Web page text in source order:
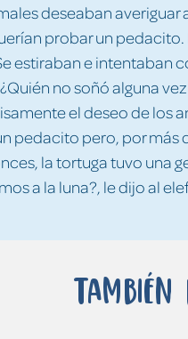
deseaban averiguar
probar un pedacito.
estiraban e intentaban
no soñó alguna
el deseo de los
pedacito pero, por más
la tortuga tuvo una
a la luna?, le dijo al